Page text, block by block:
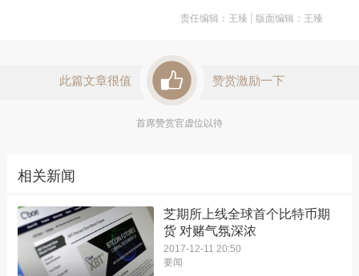
责任编辑：王臻 | 版面编辑：王臻
此篇文章很值 赞赏激励一下
首席赞赏官虚位以待
相关新闻
芝期所上线全球首个比特币期
货 对赌气氛深浓
2017-12-11 20:50
要闻